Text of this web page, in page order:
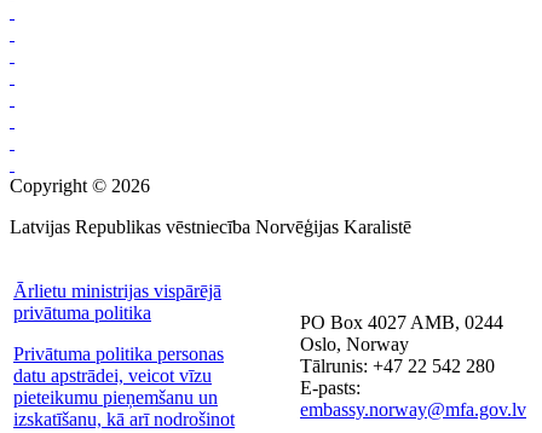
Copyright © 2026
Latvijas Republikas vēstniecība Norvēģijas Karalistē
Ārlietu ministrijas vispārējā
privātuma politika
Privātuma politika personas
datu apstrādei, veicot vīzu
pieteikumu pieņemšanu un
izskatīšanu, kā arī nodrošinot
PO Box 4027 AMB, 0244
Oslo, Norway
Tālrunis: +47 22 542 280
E-pasts:
embassy.norway@mfa.gov.lv